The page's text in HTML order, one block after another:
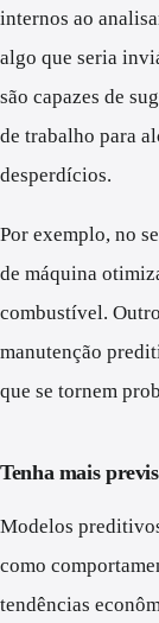
internos ao
algo que seria
são capazes de
de trabalho para
desperdícios.
Por exemplo, no
de máquina
combustível.
manutenção
que se tornem
Tenha mais
Modelos
como
tendências